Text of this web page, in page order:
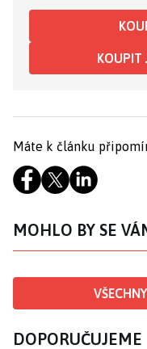
KOUPIT
Máte k článku
MOHLO BY SE
DOPORUČUJEME